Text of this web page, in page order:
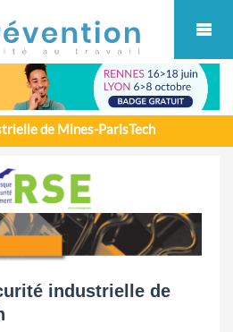
de Mines-ParisTech
industrielle de